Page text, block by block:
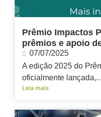
Prêmio Impactos
prêmios e apoio
07/07/2025
A edição 2025 do
oficialmente lançada,...
Leia mais